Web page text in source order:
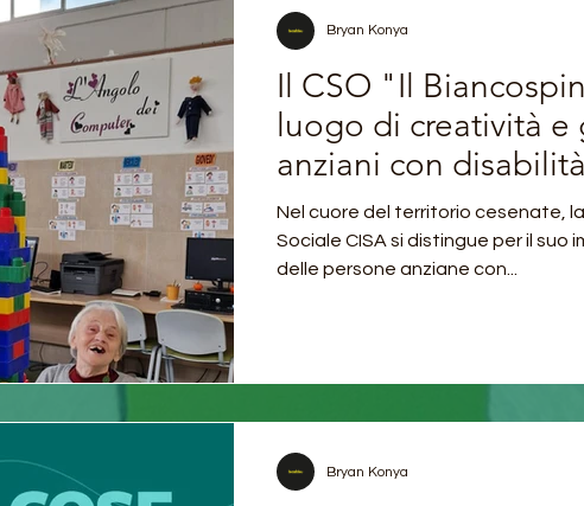
Il CSO "Il
luogo di creatività e
anziani con
territorio cesenate
Nel cuore del territorio cesenate,
Sociale CISA si distingue per il suo
delle persone anziane con...
Bryan Konya
Bryan Konya